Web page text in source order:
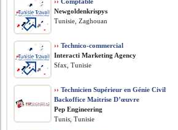
Newgoldenkrispys
Tunisie, Zaghouan
›› Technico-commercial
Interacti Marketing Agency
Sfax, Tunisie
›› Technicien Supérieur en Génie Civil
Backoffice Maitrise D’œuvre
Pep Engineering
Tunis, Tunisie